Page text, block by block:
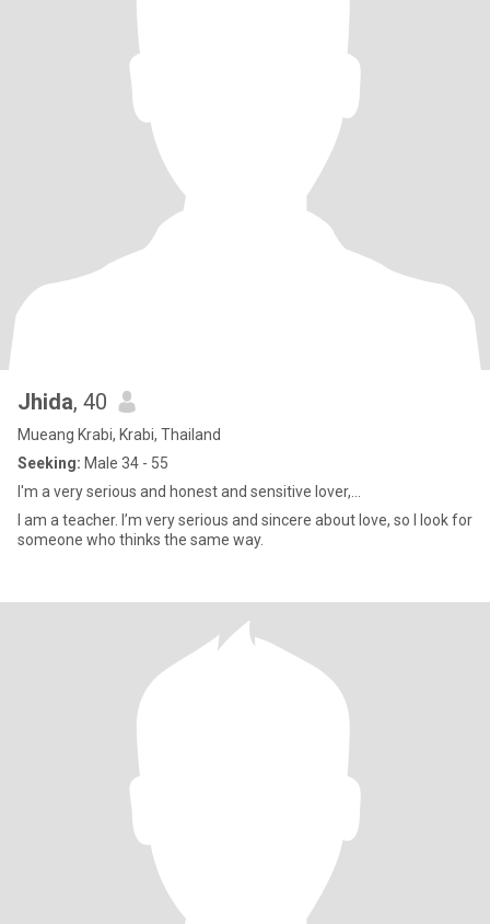
Jhida, 40
Mueang Krabi, Krabi, Thailand
Seeking: Male 34 - 55
I'm a very serious and honest and sensitive lover,...
I am a teacher. I’m very serious and sincere about love, so I look for
someone who thinks the same way.